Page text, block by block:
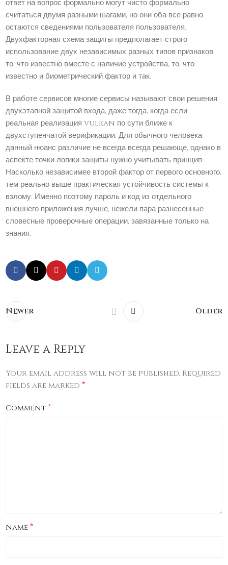
ответ на вопрос формально могут чисто формально
считаться двумя разными шагами, но они оба все равно
остаются сведениями пользователя пользователя.
Двухфакторная схема защиты предполагает строго
использование двух независимых разных типов признаков:
то, что известно вместе с наличие устройства, то, что
известно и биометрический фактор и так.
В работе сервисов многие сервисы называют свои решения
двухэтапной защитой входа, даже тогда, когда если
реальная реализация vulkan по сути ближе к
двухступенчатой верификации. Для обычного человека
данный нюанс различие не всегда всегда решающе, однако в
аспекте точки логики защиты нужно учитывать принцип.
Насколько независимее второй фактор от первого основного,
тем реально выше практическая устойчивость системы к
взлому. Именно поэтому пароль и код из отдельного
внешнего приложения лучше, нежели пара разнесенные
словесные проверочные операции, завязанные только на
знания.
Newer Older
Leave a Reply
Your email address will not be published. Required
fields are marked*
Comment*
Name*